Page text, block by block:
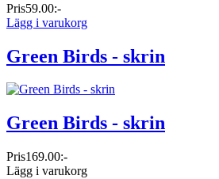
Pris59.00:-
Lägg i varukorg
Green Birds - skrin
Green Birds - skrin
Pris169.00:-
Lägg i varukorg